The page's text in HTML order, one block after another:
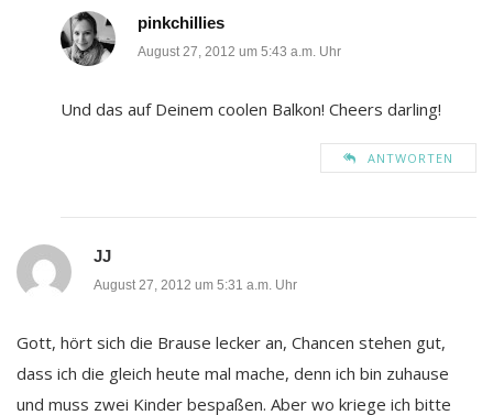
pinkchillies
August 27, 2012 um 5:43 a.m. Uhr
Und das auf Deinem coolen Balkon! Cheers darling!
ANTWORTEN
JJ
August 27, 2012 um 5:31 a.m. Uhr
Gott, hört sich die Brause lecker an, Chancen stehen gut,
dass ich die gleich heute mal mache, denn ich bin zuhause
und muss zwei Kinder bespaßen. Aber wo kriege ich bitte